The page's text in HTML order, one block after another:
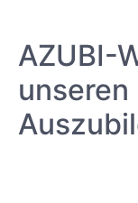
AZUBI-
unseren